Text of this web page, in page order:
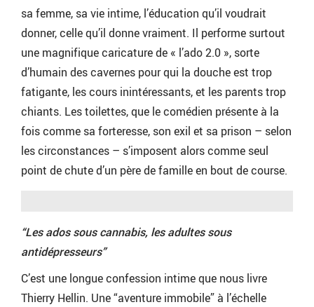
sa femme, sa vie intime, l’éducation qu’il voudrait
donner, celle qu’il donne vraiment. Il performe surtout
une magnifique caricature de « l’ado 2.0 », sorte
d’humain des cavernes pour qui la douche est trop
fatigante, les cours inintéressants, et les parents trop
chiants. Les toilettes, que le comédien présente à la
fois comme sa forteresse, son exil et sa prison – selon
les circonstances – s’imposent alors comme seul
point de chute d’un père de famille en bout de course.
“Les ados sous cannabis, les adultes sous
antidépresseurs”
C’est une longue confession intime que nous livre
Thierry Hellin. Une “aventure immobile” à l’échelle